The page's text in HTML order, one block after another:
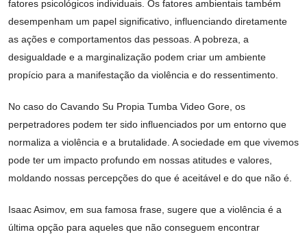
fatores psicológicos individuais. Os fatores ambientais também
desempenham um papel significativo, influenciando diretamente
as ações e comportamentos das pessoas. A pobreza, a
desigualdade e a marginalização podem criar um ambiente
propício para a manifestação da violência e do ressentimento.
No caso do Cavando Su Propia Tumba Video Gore, os
perpetradores podem ter sido influenciados por um entorno que
normaliza a violência e a brutalidade. A sociedade em que vivemos
pode ter um impacto profundo em nossas atitudes e valores,
moldando nossas percepções do que é aceitável e do que não é.
Isaac Asimov, em sua famosa frase, sugere que a violência é a
última opção para aqueles que não conseguem encontrar